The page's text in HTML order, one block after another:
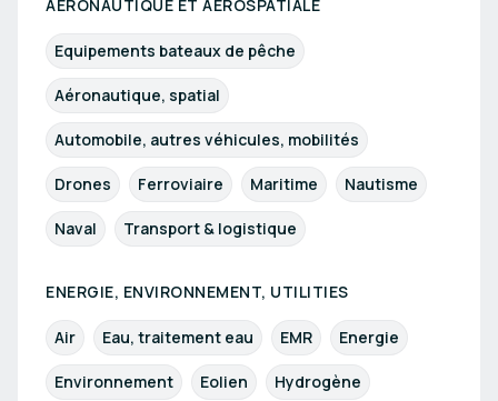
AÉRONAUTIQUE ET AÉROSPATIALE
Equipements bateaux de pêche
Aéronautique, spatial
Automobile, autres véhicules, mobilités
Drones Ferroviaire Maritime Nautisme
Naval Transport & logistique
ENERGIE, ENVIRONNEMENT, UTILITIES
Air Eau, traitement eau EMR Energie
Environnement Eolien Hydrogène